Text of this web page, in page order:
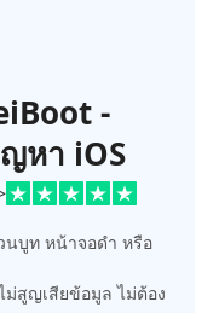
-
หา iOS
บูท หน้าจอดำ หรือ
ม่สูญเสียข้อมูล ไม่ต้อง